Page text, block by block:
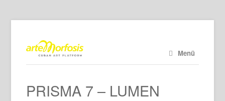
Menü
PRISMA 7 – LUMEN